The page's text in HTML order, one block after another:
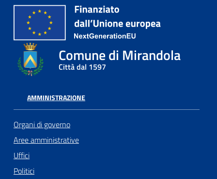
Comune di Mirandola
Città dal 1597
AMMINISTRAZIONE
Organi di governo
Aree amministrative
Uffici
Politici